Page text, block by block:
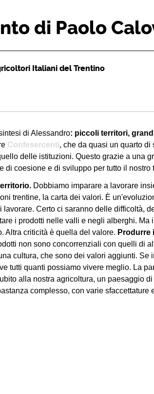
di Paolo
Italiani del Trentino
di Alessandro: piccoli territori,
Confesercenti, che da quasi un quarto di
delle istituzioni. Questo grazie a una
di coesione e di sviluppo per tutto il nostro
Dobbiamo imparare a lavorare
trentine, la carta dei valori. È
Certo ci saranno delle difficoltà,
i prodotti nelle valli e negli alberghi. Ma
Altra criticità è quella del valore. Produrre
non sono concorrenziali con quelli di
cultura, che sono dei valori aggiunti. Se
tutti quanti possiamo vivere meglio. La
alla nostra agricoltura, un paesaggio di
complesso, con varie sfaccettature